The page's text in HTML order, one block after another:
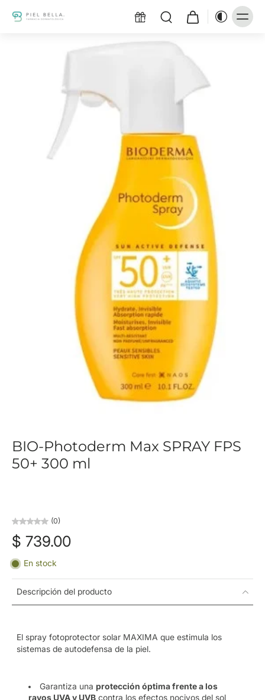
BIO-Photoderm Max SPRAY FPS
50+ 300 ml
(0)
$ 739.00
En stock
Descripción del producto
El spray fotoprotector solar MAXIMA que estimula los
sistemas de autodefensa de la piel.
Garantiza una protección óptima frente a los
rayos UVAy UVB contra los efectos nocivos del sol